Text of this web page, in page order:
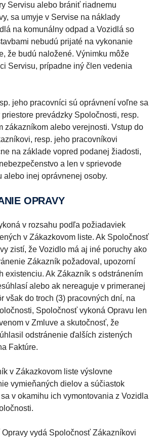
Servisu alebo brániť riadnemu
sa umyje v Servise na náklady
na komunálny odpad a Vozidlá so
nebudú prijaté na vykonanie
že budú naložené. Výnimku môže
Servisu, prípadne iný člen vedenia
jeho pracovníci sú oprávnení voľne sa
prevádzky Spoločnosti, resp.
zákazníkom alebo verejnosti. Vstup do
resp. jeho pracovníkovi
na základe vopred podanej žiadosti,
a len v sprievode
alebo inej oprávnenej osoby.
OPRAVY
v rozsahu podľa požiadaviek
v Zákazkovom liste. Ak Spoločnosť
zistí, že Vozidlo má aj iné poruchy ako
Zákazník požadoval, upozorní
existenciu. Ak Zákazník s odstránením
alebo ak nereaguje v primeranej
však do troch (3) pracovných dní, na
Spoločnosť vykoná Opravu len
v Zmluve a skutočnosť, že
odstránenie ďalších zistených
Faktúre.
v Zákazkovom liste výslovne
vymieňaných dielov a súčiastok
v okamihu ich vymontovania z Vozidla
vydá Spoločnosť Zákazníkovi